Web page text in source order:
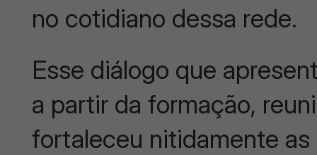
no cotidiano dessa rede.
Esse diálogo que
a partir da formação,
fortaleceu nitidamente